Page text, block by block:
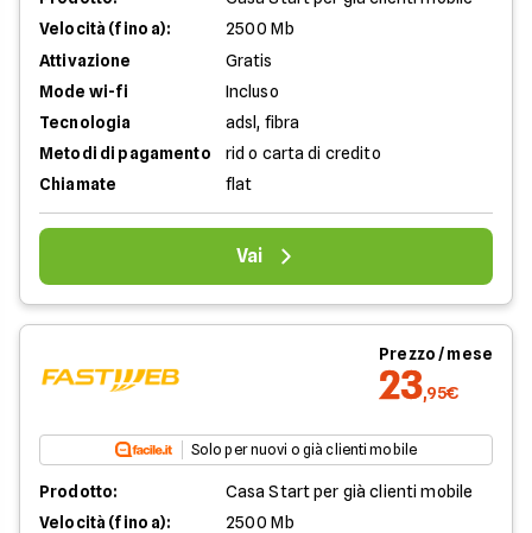
Velocità (fino a):
2500 Mb
Attivazione
Gratis
Mode wi-fi
Incluso
Tecnologia
adsl, fibra
Metodi di pagamento
rid o carta di credito
Chiamate
flat
Vai
Prezzo / mese
23,95€
Solo per nuovi o già clienti mobile
Prodotto:
Casa Start per già clienti mobile
Velocità (fino a):
2500 Mb